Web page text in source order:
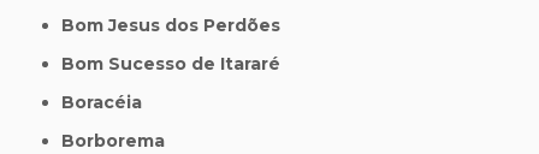
Bom Jesus dos Perdões
Bom Sucesso de Itararé
Boracéia
Borborema